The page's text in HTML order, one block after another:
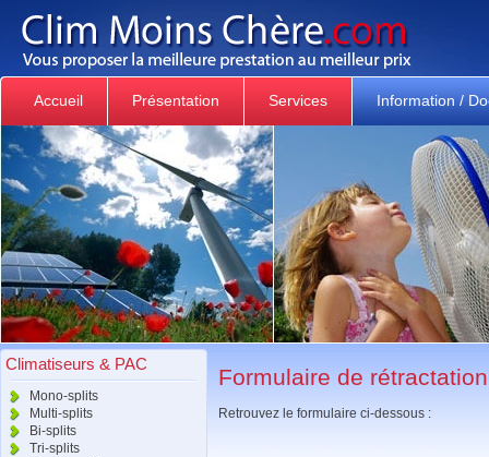
Accueil Présentation Services Information /
Climatiseurs & PAC
Mono-splits
Multi-splits
Bi-splits
Tri-splits
Formulaire de rétractation
Retrouvez le formulaire ci-dessous :